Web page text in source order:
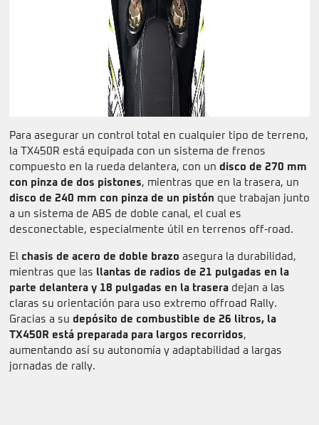
Para asegurar un control total en cualquier tipo de terreno,
la TX450R está equipada con un sistema de frenos
compuesto en la rueda delantera, con un disco de 270 mm
con pinza de dos pistones, mientras que en la trasera, un
disco de 240 mm con pinza de un pistón que trabajan junto
a un sistema de ABS de doble canal, el cual es
desconectable, especialmente útil en terrenos off-road.
El chasis de acero de doble brazo asegura la durabilidad,
mientras que las llantas de radios de 21 pulgadas en la
parte delantera y 18 pulgadas en la trasera dejan a las
claras su orientación para uso extremo offroad Rally.
Gracias a su depósito de combustible de 26 litros, la
TX450R está preparada para largos recorridos,
aumentando así su autonomía y adaptabilidad a largas
jornadas de rally.